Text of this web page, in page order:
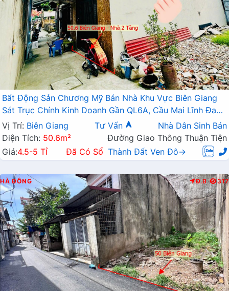
Bất Động Sản Chương Mỹ Bán Nhà Khu Vực Biên Giang
Sát Trục Chính Kinh Doanh Gần QL6A, Cầu Mai Lĩnh Đang
Mở Rộng
Vị Trí: Biên Giang Tư Vấn
Nhà Dân Sinh Bán
Diện Tích: 50.6m²
Đường Giao Thông Thuận Tiện
Giá:4.5-5 Tỉ Đã Có Sổ Thành Đất Ven Đô→
HÀ ĐÔNG Đ.B 317